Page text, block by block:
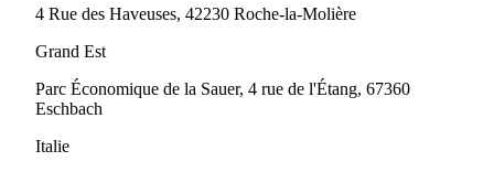
4 Rue des Haveuses, 42230 Roche-la-Molière
Grand Est
Parc Économique de la Sauer, 4 rue de l'Étang, 67360
Eschbach
Italie